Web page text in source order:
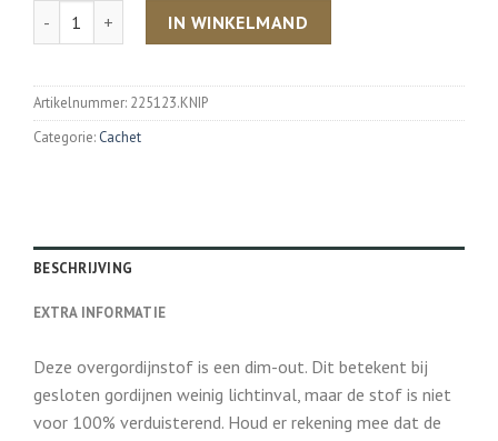
Aantal IN WINKELMAND
Artikelnummer: 225123.KNIP
Categorie: Cachet
BESCHRIJVING
EXTRA INFORMATIE
Deze overgordijnstof is een dim-out. Dit betekent bij
gesloten gordijnen weinig lichtinval, maar de stof is niet
voor 100% verduisterend. Houd er rekening mee dat de